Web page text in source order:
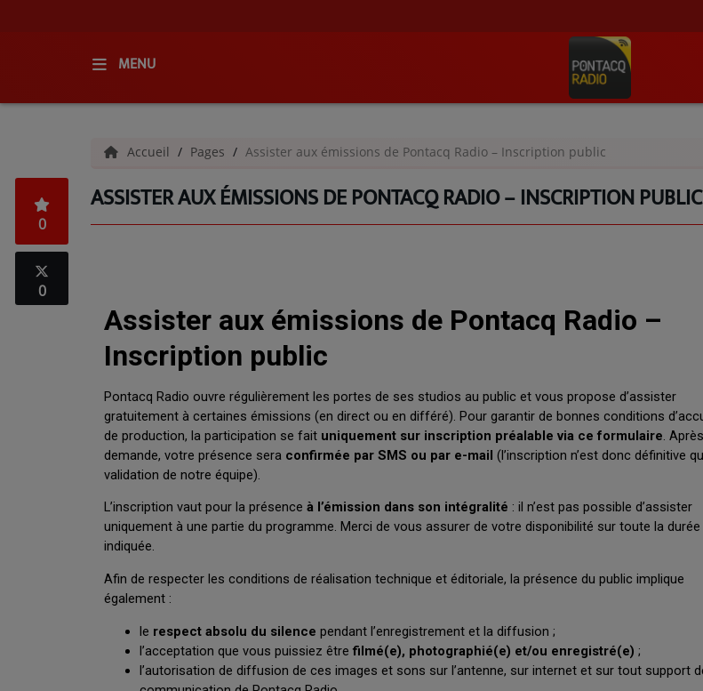
MENU
QUI SOMMES-NOUS ?
GRILLE DES PROGRAMMES
C'ÉTAIT QUOI CE TITRE ?
PODCASTS - SAISON 2026/2027
NOS PROGRAMMES COURTS
ARCHIVES - SAISONS PASSÉES
VOS ÉMISSIONS EN IMAGES
ANNONCEURS & ESPACE PRO
VOTRE PUBLICITÉ SUR PONTACQ RADIO
LOCATION DE STUDIOS
Accueil Pages Assister aux émissions de Pontacq Radio – Inscription public
ASSISTER AUX ÉMISSIONS DE PONTACQ RADIO – INSCRIPTION PUBLIC
0
0